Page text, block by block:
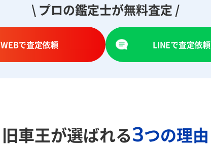
\ プロの鑑定士が無料査定 /
WEBで査定依頼 LINEで査定依頼
旧車王が選ばれる3つの理由